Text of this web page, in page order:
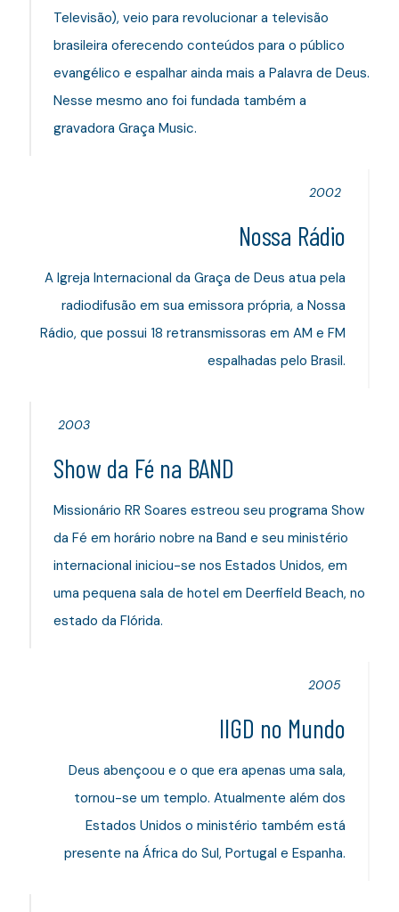
Televisão), veio para revolucionar a televisão
brasileira oferecendo conteúdos para o público
evangélico e espalhar ainda mais a Palavra de Deus.
Nesse mesmo ano foi fundada também a
gravadora Graça Music.
2002
Nossa Rádio
A Igreja Internacional da Graça de Deus atua pela
radiodifusão em sua emissora própria, a Nossa
Rádio, que possui 18 retransmissoras em AM e FM
espalhadas pelo Brasil.
2003
Show da Fé na BAND
Missionário RR Soares estreou seu programa Show
da Fé em horário nobre na Band e seu ministério
internacional iniciou-se nos Estados Unidos, em
uma pequena sala de hotel em Deerfield Beach, no
estado da Flórida.
2005
IIGD no Mundo
Deus abençoou e o que era apenas uma sala,
tornou-se um templo. Atualmente além dos
Estados Unidos o ministério também está
presente na África do Sul, Portugal e Espanha.